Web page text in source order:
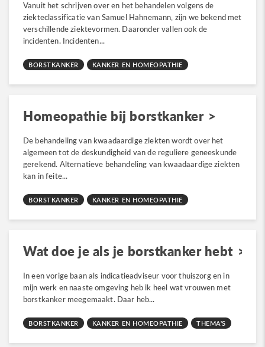
Vanuit het schrijven over en het behandelen volgens de
ziekteclassificatie van Samuel Hahnemann, zijn we bekend met
verschillende ziektevormen. Daaronder vallen ook de
incidenten. Incidenten...
BORSTKANKER KANKER EN HOMEOPATHIE
Homeopathie bij borstkanker
De behandeling van kwaadaardige ziekten wordt over het
algemeen tot de deskundigheid van de reguliere geneeskunde
gerekend. Alternatieve behandeling van kwaadaardige ziekten
kan in feite...
BORSTKANKER KANKER EN HOMEOPATHIE
Wat doe je als je borstkanker hebt
In een vorige baan als indicatieadviseur voor thuiszorg en in
mijn werk en naaste omgeving heb ik heel wat vrouwen met
borstkanker meegemaakt. Daar heb...
BORSTKANKER KANKER EN HOMEOPATHIE THEMA'S